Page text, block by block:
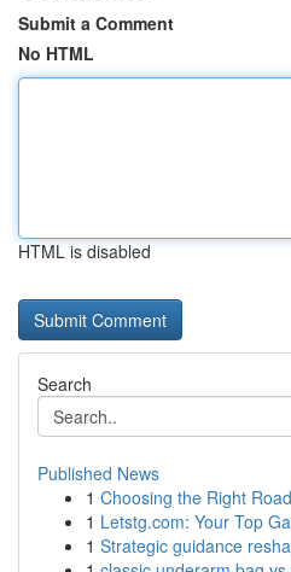
Submit a Comment
No HTML
HTML is disabled
Search
Published News
1 Choosing the Right
1 Letstg.com: Your Top
1 Strategic guidance